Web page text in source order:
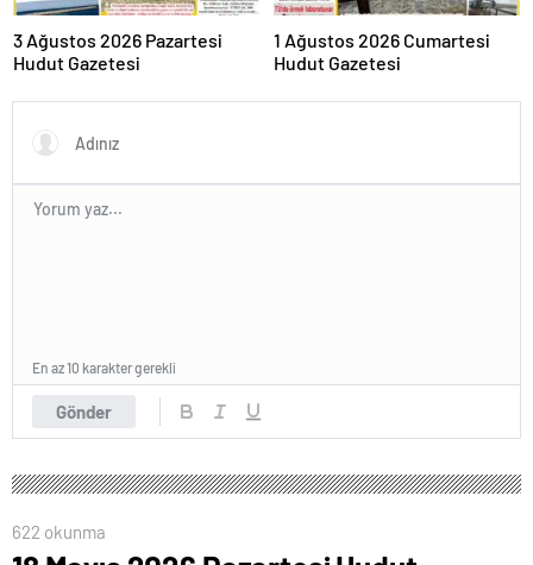
3 Ağustos 2026 Pazartesi
Hudut Gazetesi
1 Ağustos 2026 Cumartesi
Hudut Gazetesi
Gönder
En az 10 karakter gerekli
622 okunma